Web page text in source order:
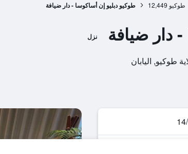
طوكيو 12,449 طوكيو دبليو إن أساكوسا - دار ضيافة
دار ضيافة نزل